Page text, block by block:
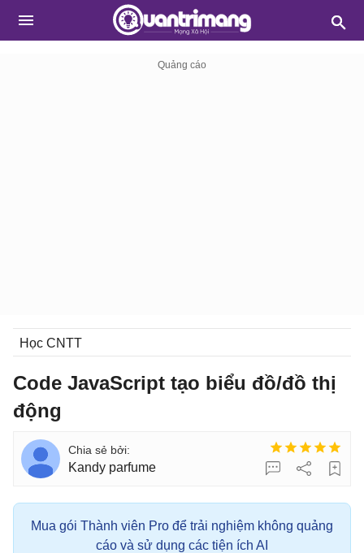
Học CNTT
Code JavaScript tạo biểu đồ/đồ thị
động
Kandy parfume
Mua gói Thành viên Pro để trải nghiệm không quảng
cáo và sử dụng các tiện ích AI